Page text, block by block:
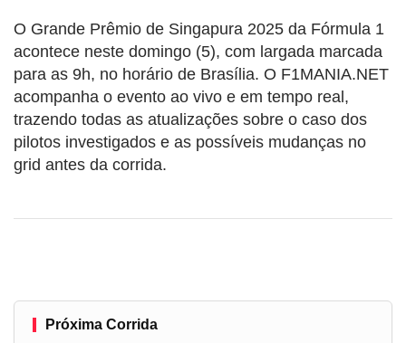
O Grande Prêmio de Singapura 2025 da Fórmula 1
acontece neste domingo (5), com largada marcada
para as 9h, no horário de Brasília. O F1MANIA.NET
acompanha o evento ao vivo e em tempo real,
trazendo todas as atualizações sobre o caso dos
pilotos investigados e as possíveis mudanças no
grid antes da corrida.
Próxima Corrida